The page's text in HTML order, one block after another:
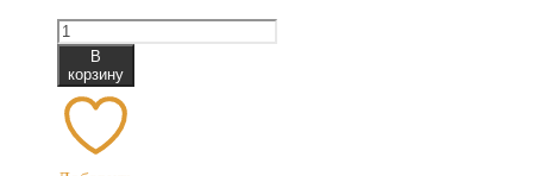
Количество
товара
Календарь
2021
настенный
№38
Улыбка
В
корзину